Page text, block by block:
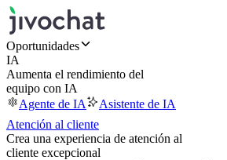
Oportunidades
IA
Aumenta el rendimiento del
equipo con IA
Agente de IA
Asistente de IA
Atención al cliente
Crea una experiencia de atención al
cliente excepcional